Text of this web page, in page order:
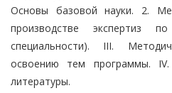
Основы базовой науки. 2.
производстве экспертиз
специальности). III.
освоению тем программы. IV.
литературы.